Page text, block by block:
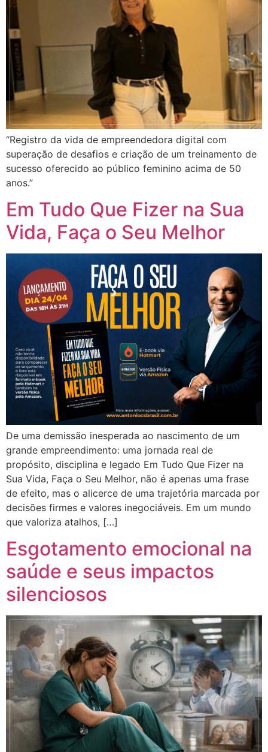
“Registro da vida de empreendedora digital com
superação de desafios e criação de um treinamento de
sucesso oferecido ao público feminino acima de 50
anos.”
Em Tudo Que Fizer na Sua
Vida, Faça o Seu Melhor
De uma demissão inesperada ao nascimento de um
grande empreendimento: uma jornada real de
propósito, disciplina e legado Em Tudo Que Fizer na
Sua Vida, Faça o Seu Melhor, não é apenas uma frase
de efeito, mas o alicerce de uma trajetória marcada por
decisões firmes e valores inegociáveis. Em um mundo
que valoriza atalhos, […]
Esgotamento emocional na
saúde e seus impactos
silenciosos